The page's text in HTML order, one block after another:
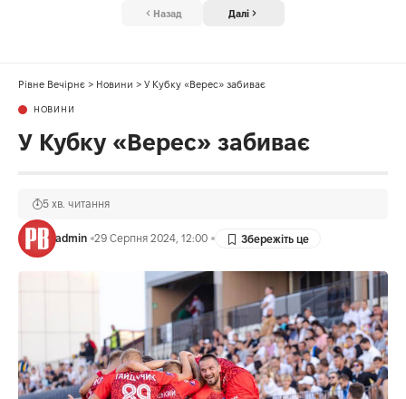
Назад Далі
Рівне Вечірнє > Новини > У Кубку «Верес» забиває
НОВИНИ
У Кубку «Верес» забиває
admin 29 Серпня 2024, 12:00
5 хв. читання